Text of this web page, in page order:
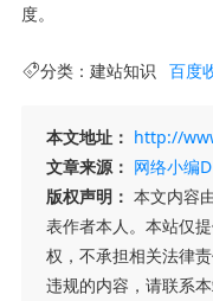
度。
分类： 建站知识 百度
本文地址： http://
文章来源： 网络小编D
版权声明： 本文内容
表作者本人。本站仅
权，不承担相关法律
违规的内容，请联系本